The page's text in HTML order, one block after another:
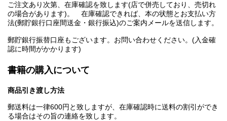
ご注文あり次第、在庫確認を致します(店で併売しており、売切れ
の場合があります)。 在庫確認できれば、本の状態とお支払い方
法(郵貯銀行口座間送金・銀行振込)のご案内メールを送信します。
郵貯銀行振替口座もございます。お問い合わせください。(入金確
認に時間がかかります)
書籍の購入について
商品引き渡し方法
郵送料は一律600円と致しますが、在庫確認時に送料の割引ができ
る場合はその旨の連絡を致します。